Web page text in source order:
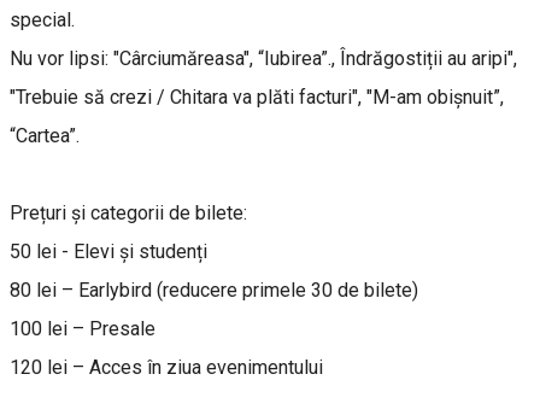
special.
Nu vor lipsi: "Cârciumăreasa", “Iubirea”., Îndrăgostiții au aripi",
"Trebuie să crezi / Chitara va plăti facturi", "M-am obișnuit”,
“Cartea”.
Prețuri și categorii de bilete:
50 lei - Elevi și studenți
80 lei – Earlybird (reducere primele 30 de bilete)
100 lei – Presale
120 lei – Acces în ziua evenimentului